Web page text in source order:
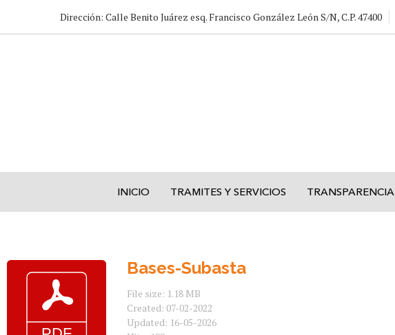
Dirección: Calle Benito Juárez esq. Francisco González León S/N, C.P. 47400
INICIO TRAMITES Y SERVICIOS TRANSPARENCIA
Bases-Subasta
File size: 1.18 MB
Created: 07-02-2022
Updated: 16-05-2026